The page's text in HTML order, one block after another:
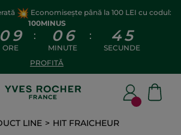
Economisește până la 100 LEI cu codul:
100MINUS
0 9
ORE
: 0 6
MINUTE
: 4 5
SECUNDE
PROFITĂ
LINE HIT FRAICHEUR